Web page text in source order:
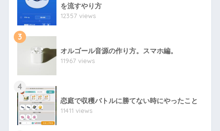
を流すやり方
12357 views
3
オルゴール音源の作り方。スマホ編。
11967 views
4
恋庭で収穫バトルに勝てない時にやったこと
11411 views